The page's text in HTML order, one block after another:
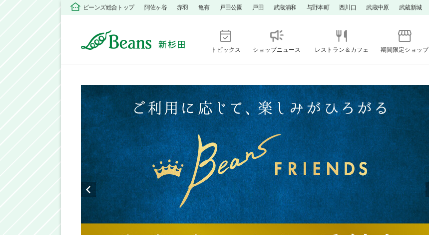
ビーンズ総合トップ 阿佐ヶ谷 赤羽 亀有 戸田公園 戸田 武蔵浦和 与野本町 西川口 武蔵中原 武蔵新城
トピックス ショップニュース レストラン＆カフェ 期間限定ショップ